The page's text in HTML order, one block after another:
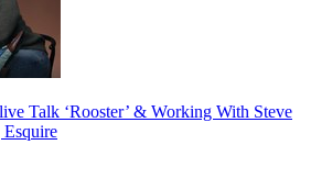
Talk ‘Rooster’ & Working With Steve